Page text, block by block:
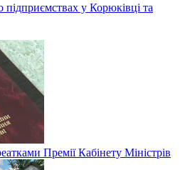
у Корюківці та
Премії Кабінету Міністрів